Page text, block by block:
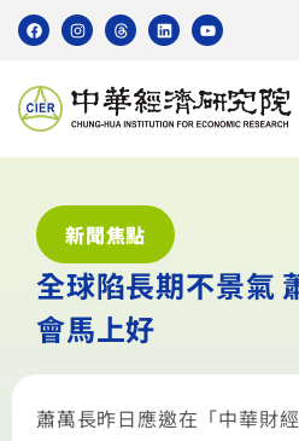
新聞焦點
全球陷長期不景氣
會馬上好
蕭萬長昨日應邀在「中華財